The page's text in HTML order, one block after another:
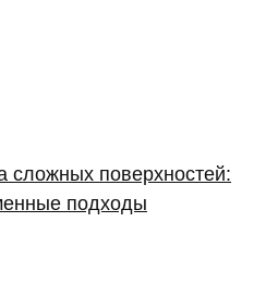
сложных поверхностей:
подходы